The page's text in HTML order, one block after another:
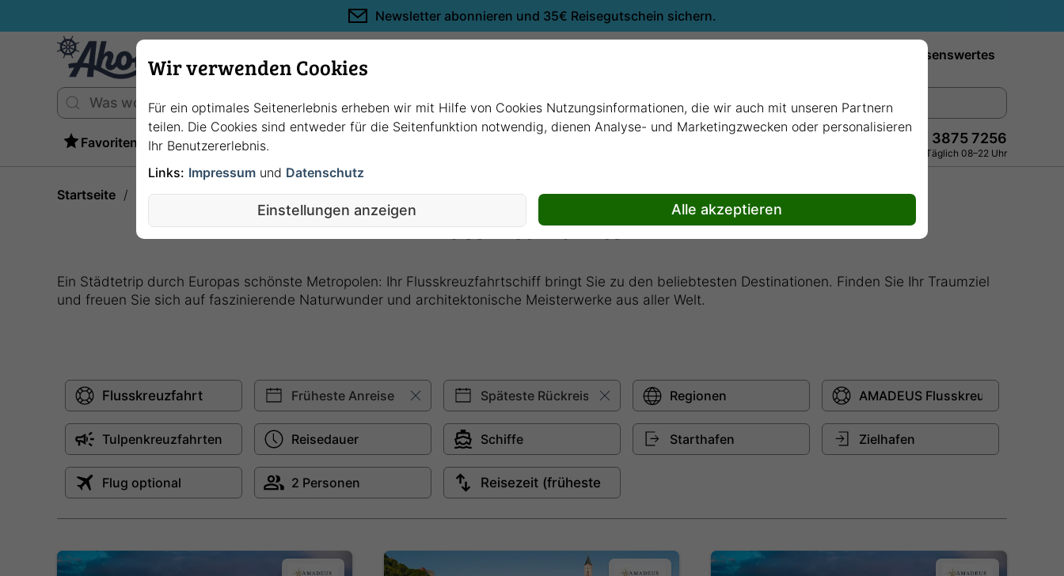
Newsletter abonnieren und 35€ Reisegutschein sichern.
Wissenswertes
Favoriten +49 228 3875 7256
Persönlich · Kostenlos · Täglich 08–22 Uhr
Startseite Flusskreuzfahrten
Flusskreuzfahrten
Ein Städtetrip durch Europas schönste Metropolen: Ihr Flusskreuzfahrtschiff bringt Sie zu den beliebtesten Destinationen. Finden Sie Ihr Traumziel
und freuen Sie sich auf faszinierende Naturwunder und architektonische Meisterwerke aus aller Welt.
Wir verwenden Cookies
Für ein optimales Seitenerlebnis erheben wir mit Hilfe von Cookies Nutzungsinformationen, die wir auch mit unseren Partnern
teilen. Die Cookies sind entweder für die Seitenfunktion notwendig, dienen Analyse- und Marketingzwecken oder personalisieren
Ihr Benutzererlebnis.
Links: Impressum und Datenschutz
Einstellungen anzeigen Alle akzeptieren